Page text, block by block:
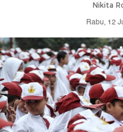
Nikita
Rabu, 12